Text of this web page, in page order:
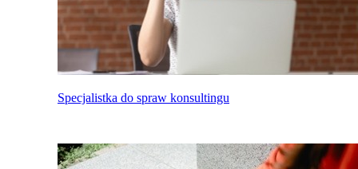
Specjalistka do spraw konsultingu